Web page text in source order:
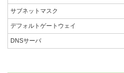
サブネットマスク
デフォルトゲートウェイ
DNSサーバ